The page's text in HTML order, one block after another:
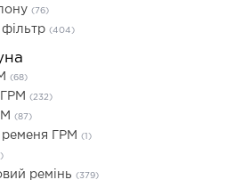
(76)
(404)
(68)
(232)
(87)
ременя ГРМ (1)
ремінь (379)